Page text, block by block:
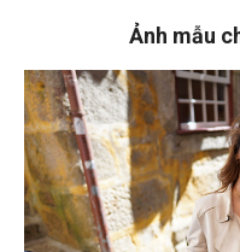
Ảnh mẫu